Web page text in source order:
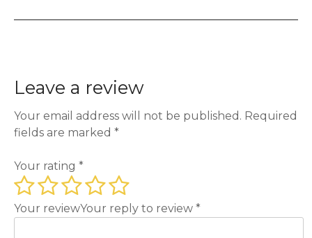
Leave a review
Your email address will not be published. Required
fields are marked *
Your rating *
Your reviewYour reply to review *